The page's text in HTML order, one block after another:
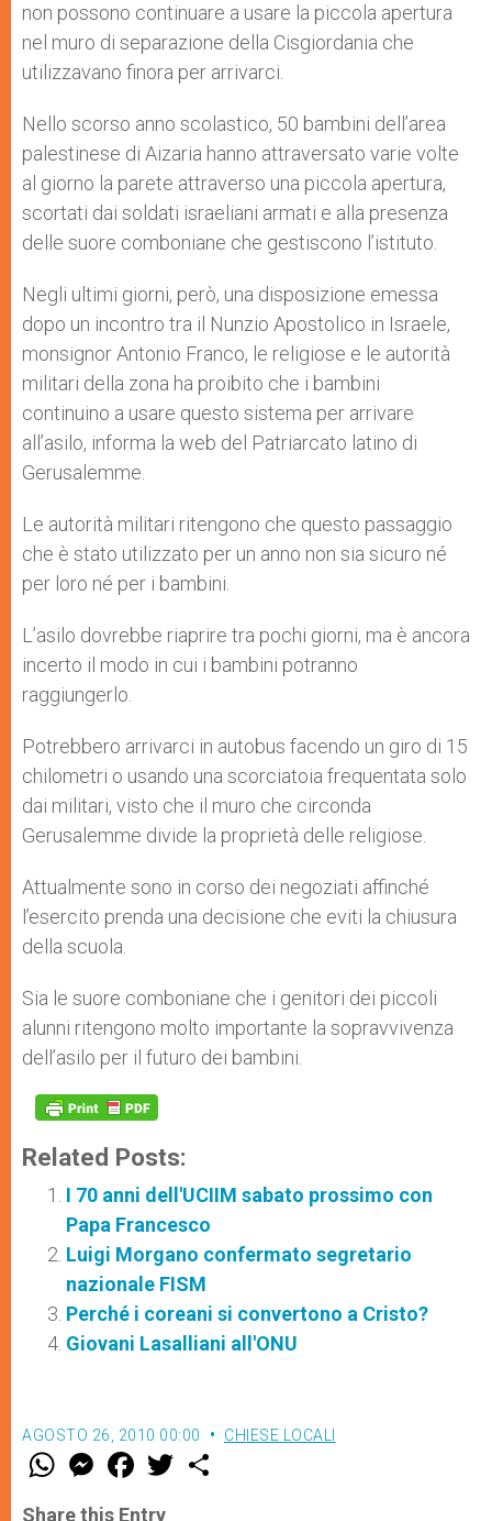
non possono continuare a usare la piccola apertura
nel muro di separazione della Cisgiordania che
utilizzavano finora per arrivarci.
Nello scorso anno scolastico, 50 bambini dell’area
palestinese di Aizaria hanno attraversato varie volte
al giorno la parete attraverso una piccola apertura,
scortati dai soldati israeliani armati e alla presenza
delle suore comboniane che gestiscono l’istituto.
Negli ultimi giorni, però, una disposizione emessa
dopo un incontro tra il Nunzio Apostolico in Israele,
monsignor Antonio Franco, le religiose e le autorità
militari della zona ha proibito che i bambini
continuino a usare questo sistema per arrivare
all’asilo, informa la web del Patriarcato latino di
Gerusalemme.
Le autorità militari ritengono che questo passaggio
che è stato utilizzato per un anno non sia sicuro né
per loro né per i bambini.
L’asilo dovrebbe riaprire tra pochi giorni, ma è ancora
incerto il modo in cui i bambini potranno
raggiungerlo.
Potrebbero arrivarci in autobus facendo un giro di 15
chilometri o usando una scorciatoia frequentata solo
dai militari, visto che il muro che circonda
Gerusalemme divide la proprietà delle religiose.
Attualmente sono in corso dei negoziati affinché
l’esercito prenda una decisione che eviti la chiusura
della scuola.
Sia le suore comboniane che i genitori dei piccoli
alunni ritengono molto importante la sopravvivenza
dell’asilo per il futuro dei bambini.
Related Posts:
I 70 anni dell'UCIIM sabato prossimo con
Papa Francesco
Luigi Morgano confermato segretario
nazionale FISM
Perché i coreani si convertono a Cristo?
Giovani Lasalliani all'ONU
AGOSTO 26, 2010 00:00 CHIESE LOCALI
W
t
M
e
s
F
a
e
w
Share this Entry